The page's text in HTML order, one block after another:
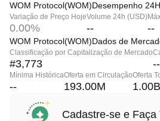
WOM Protocol(WOM)Desempenho 24H
Variação de Preço Hoje
0.00%
Volume 24h (USD)
-- --
WOM Protocol(WOM)Dados de
Classificação por Capitalização de Mercado
#3,773 --
Mínima Histórica
--
Oferta em Circulação
193.00M
Oferta
1.00B
Cadastre-se e